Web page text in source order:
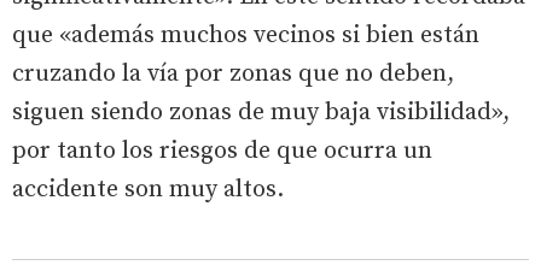
que «además muchos vecinos si bien están
cruzando la vía por zonas que no deben,
siguen siendo zonas de muy baja visibilidad»,
por tanto los riesgos de que ocurra un
accidente son muy altos.